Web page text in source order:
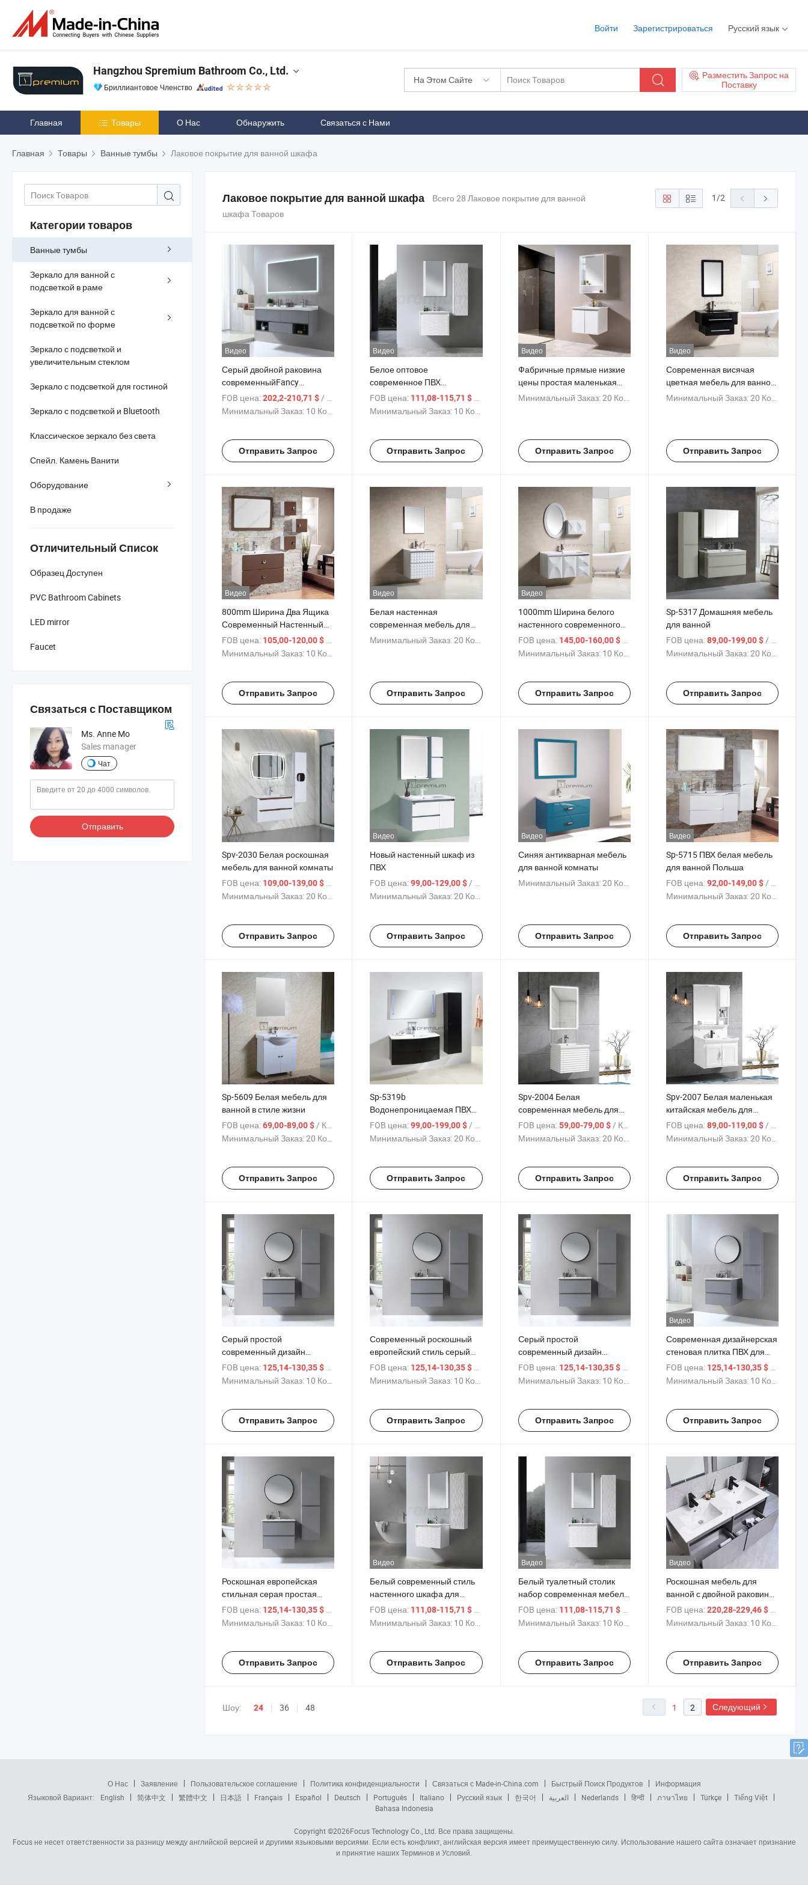
Войти Зарегистрироваться Русский язык
На Этом Сайте
Разместить Запрос на
Поставку
Hangzhou Spremium Bathroom Co., Ltd.
Бриллиантовое Членство
Главная Товары О Нас Обнаружить Связаться с Нами
Главная Товары Ванные тумбы Лаковое покрытие для ванной шкафа
Категории товаров
Ванные тумбы
Зеркало для ванной с
подсветкой в раме
Зеркало для ванной с
подсветкой по форме
Зеркало с подсветкой и
увеличительным стеклом
Зеркало с подсветкой для гостиной
Зеркало с подсветкой и Bluetooth
Классическое зеркало без света
Спейл. Камень Ванити
Оборудование
В продаже
Отличительный Список
Образец Доступен
PVC Bathroom Cabinets
LED mirror
Faucet
Связаться с Поставщиком
Ms. Anne Mo
Sales manager
Чат
Отправить
Лаковое покрытие для ванной шкафа
Всего 28 Лаковое покрытие для ванной
шкафа Товаров
1/2
Видео
Серый двойной раковина
современныйFancy
настенный шкаф в ванной с
зеркалом с подсветкой
FOB цена:202,2-210,71 $/ Комплект
Минимальный Заказ: 10 Комплекты
Отправить Запрос
Видео
Белое оптовое
современное ПВХ
настенное зеркало для
ванной керамическая
FOB цена: 111,08-115,71 $ / Комплект
Минимальный Заказ: 10 Комплекты
Отправить Запрос
Видео
Фабричные прямые низкие
цены простая маленькая
настенная мебель для
Минимальный Заказ:20 Комплекты
Отправить Запрос
Видео
Современная висячая
цветная мебель для ванной
комнаты
Минимальный Заказ:20 Комплекты
Отправить Запрос
Видео
800mm Ширина Два Ящика
Современный Настенный
Керамический Умывальник
Водонепроницаемый
FOB цена: 105,00-120,00 $ / Комплект
Минимальный Заказ: 10 Комплекты
Отправить Запрос
Видео
Белая настенная
современная мебель для
ванной из ПВХ от 60cm
Минимальный Заказ:20 Комплекты
Отправить Запрос
Видео
1000mm Ширина белого
настенного современного
дизайна ПВХ ванной мебели
шкафа
FOB цена: 145,00-160,00 $ / Комплект
Минимальный Заказ: 10 Комплекты
Отправить Запрос
Sp-5317 Домашняя мебель
для ванной
FOB цена: 89,00-199,00 $/ Комплект
Минимальный Заказ:20 Комплекты
Отправить Запрос
Spv-2030 Белая роскошная
мебель для ванной комнаты
FOB цена: 109,00-139,00 $
Минимальный Заказ:20 Комплекты
Отправить Запрос
Видео
Новый настенный шкаф из
ПВХ
FOB цена: 99,00-129,00 $ / Комплект
Минимальный Заказ:20 Комплекты
Отправить Запрос
Видео
Синяя антикварная мебель
для ванной комнаты
Минимальный Заказ:20 Комплекты
Отправить Запрос
Видео
Sp-5715 ПВХ белая мебель
для ванной Польша
FOB цена: 92,00-149,00 $ / Комплект
Минимальный Заказ:20 Комплекты
Отправить Запрос
Sp-5609 Белая мебель для
ванной в стиле жизни
FOB цена:69,00-89,00 $ / Комплект
Минимальный Заказ:20 Комплекты
Отправить Запрос
Sp-5319b
Водонепроницаемая ПВХ
мебель для ванной
FOB цена: 99,00-199,00 $ / Комплект
Минимальный Заказ:20 Комплекты
Отправить Запрос
Spv-2004 Белая
современная мебель для
маленькой ванной комнаты
FOB цена: 59,00-79,00 $ / Комплект
Минимальный Заказ:20 Комплекты
Отправить Запрос
Spv-2007 Белая маленькая
китайская мебель для
ванной
FOB цена: 89,00-119,00 $ / Комплект
Минимальный Заказ:20 Комплекты
Отправить Запрос
Серый простой
современный дизайн
настенного ПВХ туалетного
столика с раковиной для
FOB цена: 125,14-130,35 $ / Комплект
Минимальный Заказ: 10 Комплекты
Отправить Запрос
Современный роскошный
европейский стиль серый
простой настенный ПВХ
шкаф мебель для ванной
FOB цена: 125,14-130,35 $ / Комплект
Минимальный Заказ: 10 Комплекты
Отправить Запрос
Серый простой
современный дизайн
стеновой каменной ПВХ
мебели для ванной комнаты
FOB цена: 125,14-130,35 $ / Комплект
Минимальный Заказ: 10 Комплекты
Отправить Запрос
Видео
Современная дизайнерская
стеновая плитка ПВХ для
ванной комнаты с
раковиной
FOB цена: 125,14-130,35 $ /
Минимальный Заказ: 10 Комплекты
Отправить Запрос
Роскошная европейская
стильная серая простая
настенная смарт-ванная
мебель на продажу
FOB цена: 125,14-130,35 $ / Комплект
Минимальный Заказ: 10 Комплекты
Отправить Запрос
Видео
Белый современный стиль
настенного шкафа для
ванной комнаты, набор
мебели из ПВХ
FOB цена: 111,08-115,71 $ / Комплект
Минимальный Заказ: 10 Комплекты
Отправить Запрос
Видео
Белый туалетный столик
набор современная мебель
для ванной на продажу
FOB цена: 111,08-115,71 $ / Комплект
Минимальный Заказ: 10 Комплекты
Отправить Запрос
Видео
Роскошная мебель для
ванной с двойной раковиной
и зеркалом
FOB цена: 220,28-229,46 $ /
Минимальный Заказ: 10 Комплекты
Отправить Запрос
Шоу: 24 36 48 1 2 Следующий
О Нас Заявление Пользовательское соглашение Политика конфиденциальности Связаться с Made-in-China.com Быстрый Поиск Продуктов
Информация
Языковой Вариант:
English 简体中文 繁體中文 日本語 Français Español Deutsch Português Italiano Русский язык 한국어 العربية Nederlands हिन्दी ภาษาไทย Türkçe
Tiếng Việt
Bahasa Indonesia
Copyright ©2026Focus Technology Co., Ltd. Все права защищены.
Focus не несет ответственности за разницу между английской версией и другими языковыми версиями. Если есть конфликт, английская версия имеет преимущественную силу. Использование нашего сайта означает признание
и принятие наших Терминов и Условий.